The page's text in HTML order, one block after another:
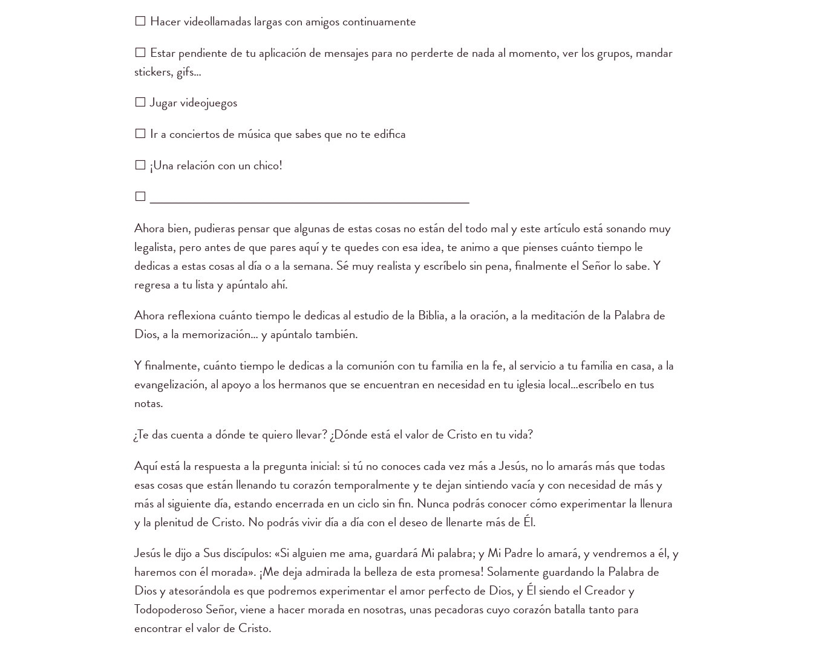
⬜ Hacer videollamadas largas con amigos continuamente
⬜ Estar pendiente de tu aplicación de mensajes para no perderte de nada al momento, ver los grupos, mandar
stickers, gifs…
⬜ Jugar videojuegos
⬜ Ir a conciertos de música que sabes que no te edifica
⬜ ¡Una relación con un chico!
⬜ ____________________________________________
Ahora bien, pudieras pensar que algunas de estas cosas no están del todo mal y este artículo está sonando muy
legalista, pero antes de que pares aquí y te quedes con esa idea, te animo a que pienses cuánto tiempo le
dedicas a estas cosas al día o a la semana. Sé muy realista y escríbelo sin pena, finalmente el Señor lo sabe. Y
regresa a tu lista y apúntalo ahí.
Ahora reflexiona cuánto tiempo le dedicas al estudio de la Biblia, a la oración, a la meditación de la Palabra de
Dios, a la memorización… y apúntalo también.
Y finalmente, cuánto tiempo le dedicas a la comunión con tu familia en la fe, al servicio a tu familia en casa, a la
evangelización, al apoyo a los hermanos que se encuentran en necesidad en tu iglesia local…escríbelo en tus
notas.
¿Te das cuenta a dónde te quiero llevar? ¿Dónde está el valor de Cristo en tu vida?
Aquí está la respuesta a la pregunta inicial: si tú no conoces cada vez más a Jesús, no lo amarás más que todas
esas cosas que están llenando tu corazón temporalmente y te dejan sintiendo vacía y con necesidad de más y
más al siguiente día, estando encerrada en un ciclo sin fin. Nunca podrás conocer cómo experimentar la llenura
y la plenitud de Cristo. No podrás vivir día a día con el deseo de llenarte más de Él.
Jesús le dijo a Sus discípulos: «Si alguien me ama, guardará Mi palabra; y Mi Padre lo amará, y vendremos a él, y
haremos con él morada». ¡Me deja admirada la belleza de esta promesa! Solamente guardando la Palabra de
Dios y atesorándola es que podremos experimentar el amor perfecto de Dios, y Él siendo el Creador y
Todopoderoso Señor, viene a hacer morada en nosotras, unas pecadoras cuyo corazón batalla tanto para
encontrar el valor de Cristo.